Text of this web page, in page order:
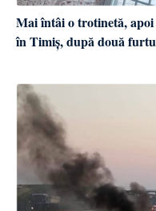
Mai întâi o trotinetă,
în Timiș, după două